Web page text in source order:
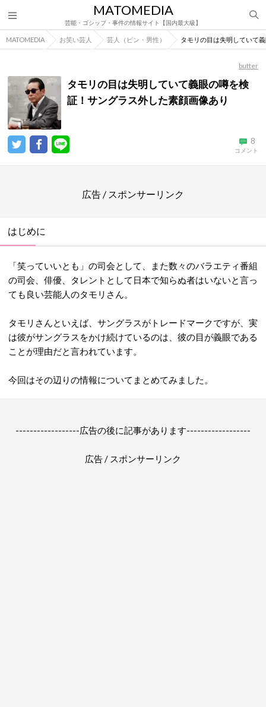
MATOMEDIA
芸能・ゴシップ・事件の情報サイト【国内最大級】
MATOMEDIA お笑い芸人 芸人（ピン・男性） タモリの目は失明していて
butter
タモリの目は失明していて義眼の噂を検
証！サングラス外した素顔画像あり
8
コメント
広告 / スポンサーリンク
はじめに
「笑っていいとも」の司会として、また数々のバラエティ番組
の司会、俳優、タレントとして日本で知らぬ者はいないと言っ
ても良い芸能人のタモリさん。
タモリさんといえば、サングラスがトレードマークですが、実
は彼がサングラスをかけ続けているのは、彼の目が義眼である
ことが理由だと言われています。
今回はその辺りの情報についてまとめてみました。
------------------広告の後に記事があります------------------
広告 / スポンサーリンク